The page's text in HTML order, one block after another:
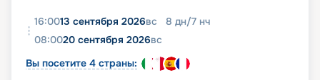
16:0013 сентября 2026вс 8 дн/7 нч
08:0020 сентября 2026вс
Вы посетите 4 страны: